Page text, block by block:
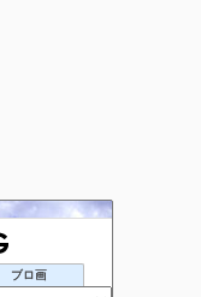
ブロ画